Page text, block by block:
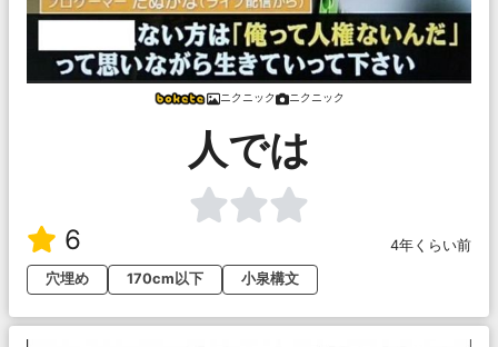
ニクニック ニクニック
人では
6
4年くらい前
穴埋め
170cm以下 小泉構文